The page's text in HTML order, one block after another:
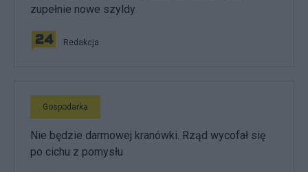
zupełnie nowe szyldy
Redakcja
Gospodarka
Nie będzie darmowej kranówki. Rząd wycofał się
po cichu z pomysłu